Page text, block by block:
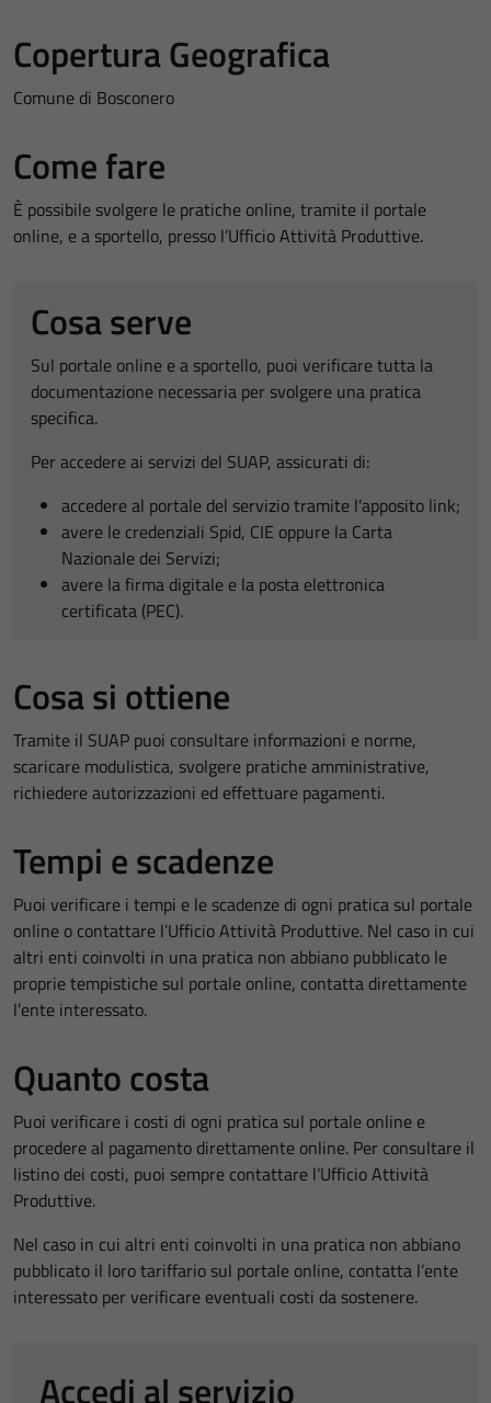
Copertura Geografica
Comune di Bosconero
Come fare
È possibile svolgere le pratiche online, tramite il portale
online, e a sportello, presso l’Ufficio Attività Produttive.
Cosa serve
Sul portale online e a sportello, puoi verificare tutta la
documentazione necessaria per svolgere una pratica
specifica.
Per accedere ai servizi del SUAP, assicurati di:
accedere al portale del servizio tramite l'apposito link;
avere le credenziali Spid, CIE oppure la Carta
Nazionale dei Servizi;
avere la firma digitale e la posta elettronica
certificata (PEC).
Cosa si ottiene
Tramite il SUAP puoi consultare informazioni e norme,
scaricare modulistica, svolgere pratiche amministrative,
richiedere autorizzazioni ed effettuare pagamenti.
Tempi e scadenze
Puoi verificare i tempi e le scadenze di ogni pratica sul portale
online o contattare l’Ufficio Attività Produttive. Nel caso in cui
altri enti coinvolti in una pratica non abbiano pubblicato le
proprie tempistiche sul portale online, contatta direttamente
l’ente interessato.
Quanto costa
Puoi verificare i costi di ogni pratica sul portale online e
procedere al pagamento direttamente online. Per consultare il
listino dei costi, puoi sempre contattare l’Ufficio Attività
Produttive.
Nel caso in cui altri enti coinvolti in una pratica non abbiano
pubblicato il loro tariffario sul portale online, contatta l’ente
interessato per verificare eventuali costi da sostenere.
Accedi al servizio